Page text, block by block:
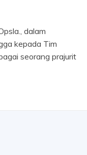
dalam
kepada Tim
seorang prajurit